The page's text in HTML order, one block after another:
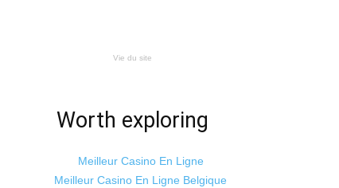
Vie du site
Worth exploring
Meilleur Casino En Ligne
Meilleur Casino En Ligne Belgique